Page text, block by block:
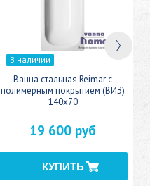
В наличии
Ванна стальная Reimar с
полимерным покрытием (ВИЗ)
140x70
19 600 руб